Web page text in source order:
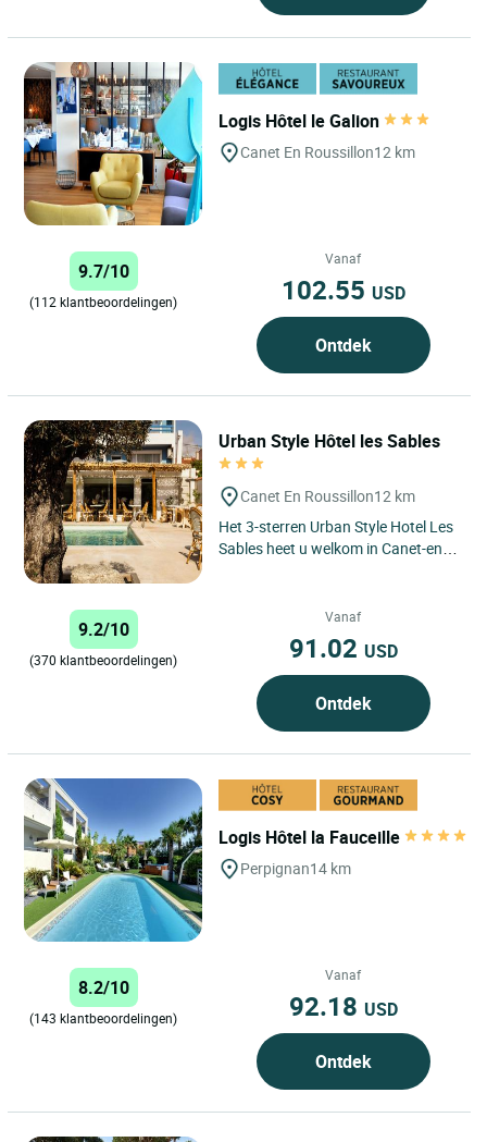
Logis Hôtel le Galion
Canet En Roussillon12 km
9.7/10
(112 klantbeoordelingen)
Vanaf
102.55 USD
Ontdek
Urban Style Hôtel les Sables
Canet En Roussillon12 km
Het 3-sterren Urban Style Hotel Les
Sables heet u welkom in Canet-en-
9.2/10
(370 klantbeoordelingen)
Vanaf
91.02 USD
Ontdek
Logis Hôtel la Fauceille
Perpignan14 km
8.2/10
(143 klantbeoordelingen)
Vanaf
92.18 USD
Ontdek